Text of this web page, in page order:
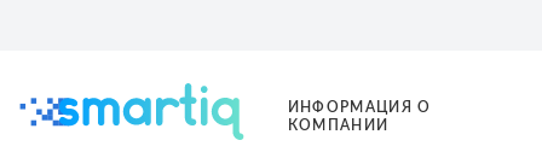
ИНФОРМАЦИЯ О
КОМПАНИИ